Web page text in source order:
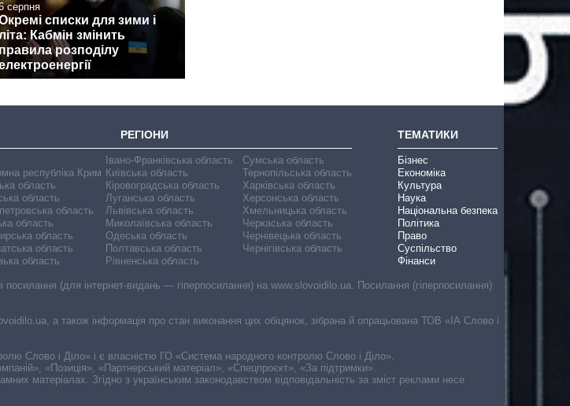
серпня
списки для зими і
Кабмін змінить
правила розподілу
РЕГІОНИ
республіка Крим
область
область
область
область
область
область
область
Івано-Франківська область
Київська область
Кіровоградська область
Луганська область
Львівська область
Миколаївська область
Одеська область
Полтавська область
Рівненська область
Сумська область
Тернопільська область
Харківська область
Херсонська область
Хмельницька область
Черкаська область
Чернівецька область
Чернігівська область
ТЕМАТИКИ
Бізнес
Економіка
Культура
Наука
Національна безпека
Політика
Право
Суспільство
Фінанси
посилання (для інтернет-видань — гіперпосилання) на www.slovoidilo.ua. Посилання (гіперпосилання)
а також інформація про стан виконання цих обіцянок, зібрана й опрацьована ТОВ «ІА Слово і
Слово і Діло» і є власністю ГО «Система народного контролю Слово і Діло».
«Позиція», «Партнерський матеріал», «Спецпроєкт», «За підтримки».
матеріалах. Згідно з українським законодавством відповідальність за зміст реклами несе